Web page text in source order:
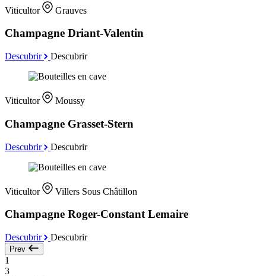
Viticultor Grauves
Champagne Driant-Valentin
Descubrir Descubrir
Viticultor Moussy
Champagne Grasset-Stern
Descubrir Descubrir
Viticultor Villers Sous Châtillon
Champagne Roger-Constant Lemaire
Descubrir Descubrir
Prev
1
3